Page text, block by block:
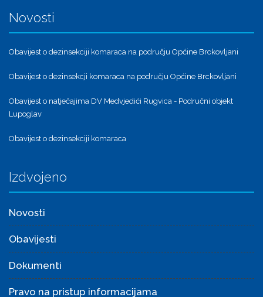
Novosti
Obavijest o dezinsekciji komaraca na području Općine Brckovljani
Obavijest o dezinsekcji komaraca na području Općine Brckovljani
Obavijest o natječajima DV Medvjedići Rugvica - Područni objekt
Lupoglav
Obavijest o dezinsekciji komaraca
Izdvojeno
Novosti
Obavijesti
Dokumenti
Pravo na pristup informacijama